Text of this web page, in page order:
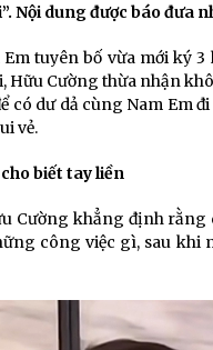
Nội dung được báo đưa
tuyên bố vừa mới ký 3
Cường thừa nhận
có dư dả cùng Nam Em
vẻ.
biết tay liền
Cường khẳng định rằng
công việc gì, sau khi